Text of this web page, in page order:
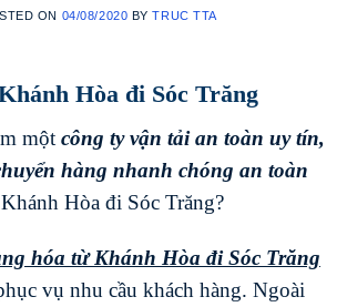
ON 04/08/2020 BYTRUC TTA
Hòa đi Sóc Trăng
một công ty vận tải an toàn uy tín,
hàng nhanh chóng an toàn
Hòa đi Sóc Trăng?
hóa từ Khánh Hòa điSóc Trăng
vụ nhu cầu khách hàng. Ngoài